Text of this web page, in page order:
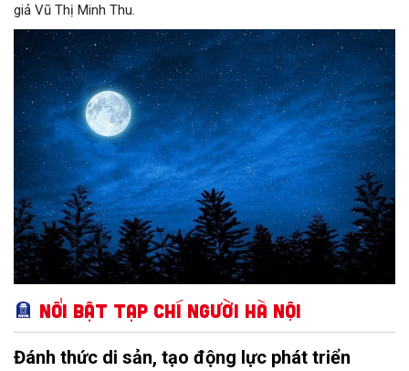
giả Vũ Thị Minh Thu.
Nổi bật Tạp chí Người Hà Nội
Đánh thức di sản, tạo động lực phát triển